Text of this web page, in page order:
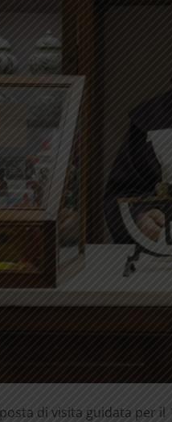
di visita guidata per